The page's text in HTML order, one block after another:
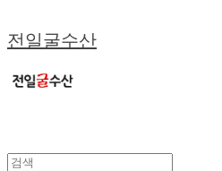
전일굴수산